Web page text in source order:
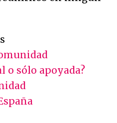
o sólo apoyada?